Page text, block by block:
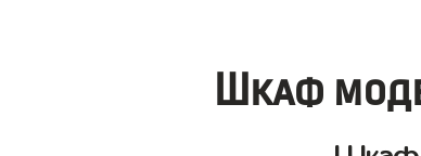
Шкаф